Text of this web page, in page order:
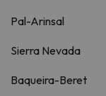
Pal-Arinsal
Sierra Nevada
Baqueira-Beret